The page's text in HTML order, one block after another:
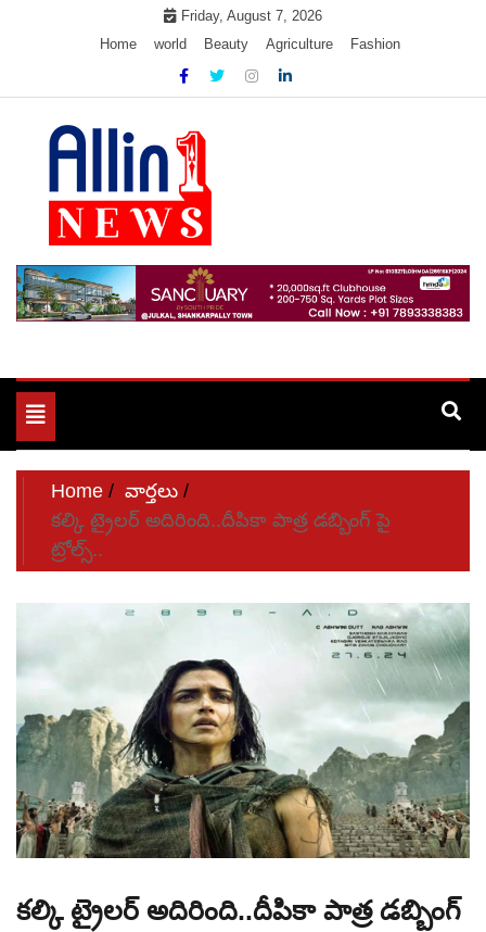
Friday, August 7, 2026
Home
world Beauty Agriculture Fashion
Allin1news
Toggle
navigation
Home
వార్తలు
కల్కి ట్రైలర్ అదిరింది..దీపికా పాత్ర డబ్బింగ్ పై
ట్రోల్స్..
కల్కి ట్రైలర్ అదిరింది..దీపికా పాత్ర డబ్బింగ్